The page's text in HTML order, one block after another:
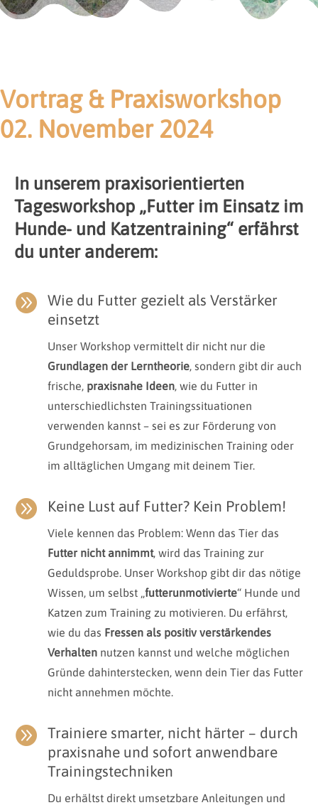
Vortrag & Praxisworkshop
02. November 2024
In unserem praxisorientierten
Tagesworkshop „Futter im Einsatz im
Hunde- und Katzentraining“ erfährst
du unter anderem:

Wie du Futter gezielt als Verstärker
einsetzt
Unser Workshop vermittelt dir nicht nur die
Grundlagen der Lerntheorie , sondern gibt dir auch
frische, praxisnahe Ideen , wie du Futter in
unterschiedlichsten Trainingssituationen
verwenden kannst – sei es zur Förderung von
Grundgehorsam, im medizinischen Training oder
im alltäglichen Umgang mit deinem Tier.
 Keine Lust auf Futter? Kein Problem!
Viele kennen das Problem: Wenn das Tier das
Futter nicht annimmt, wird das Training zur
Geduldsprobe. Unser Workshop gibt dir das nötige
Wissen, um selbst „ futterunmotivierte“ Hunde und
Katzen zum Training zu motivieren. Du erfährst,
wie du das Fressen als positiv verstärkendes
Verhalten nutzen kannst und welche möglichen
Gründe dahinterstecken, wenn dein Tier das Futter
nicht annehmen möchte.

Trainiere smarter, nicht härter – durch
praxisnahe und sofort anwendbare
Trainingstechniken
Du erhältst direkt umsetzbare Anleitungen und